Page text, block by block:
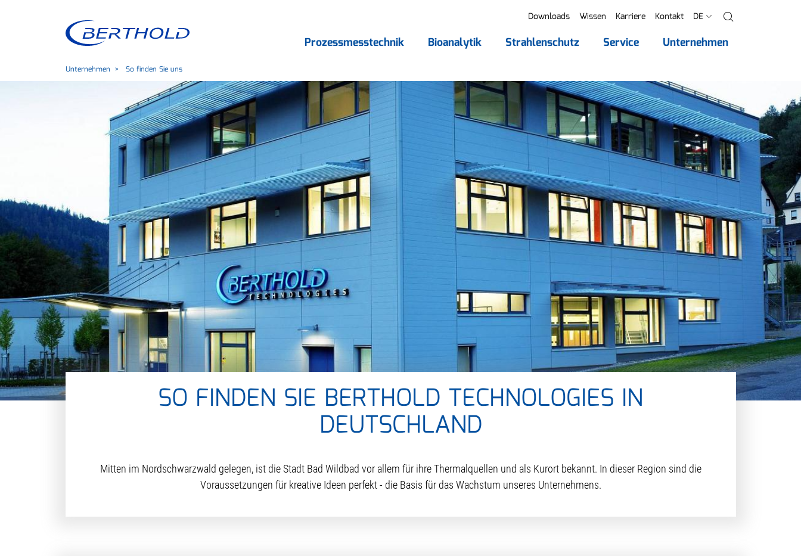
Downloads Wissen Karriere Kontakt DE
Prozessmesstechnik Bioanalytik Strahlenschutz Service Unternehmen
Unternehmen So finden Sie uns
SO FINDEN SIE BERTHOLD TECHNOLOGIES IN
DEUTSCHLAND
Mitten im Nordschwarzwald gelegen, ist die Stadt Bad Wildbad vor allem für ihre Thermalquellen und als Kurort bekannt. In dieser Region sind die
Voraussetzungen für kreative Ideen perfekt - die Basis für das Wachstum unseres Unternehmens.